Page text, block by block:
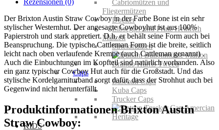
Cabriomützen und
Fliegermützen
Docker
Elbsegler und Prinz Heinrich
Mützen
Strickmützen
Caps
Baseball Caps
Kuba Caps
Trucker Caps
KIDS
Der Brixton Austin Straw Cowboy in der Farbe Bone ist ein sehr
stylischer Westernhut. Der angesagte Cowboyhut ist aus 100%
Papierstroh und stark appretiert. D.h. er behält seine Form auch bei
Beanspruchung. Die typische Cattleman Form ist die breite, seitlich
leicht nach oben verlaufende Krempe (auch Cattleman genannt) .
Auch die Einbuchtungen im Kopfteil sind natürlich vorhanden. Also
ein ganz typischer Cowboy Hut auch für die Großstadt. Und das
stylische Kordelgarniturband sorgt dafür, dass der Strohhut auch bei
Gegenwind nicht herunterfällt.
Produktinformationen Brixton Austin
Straw Cowboy: